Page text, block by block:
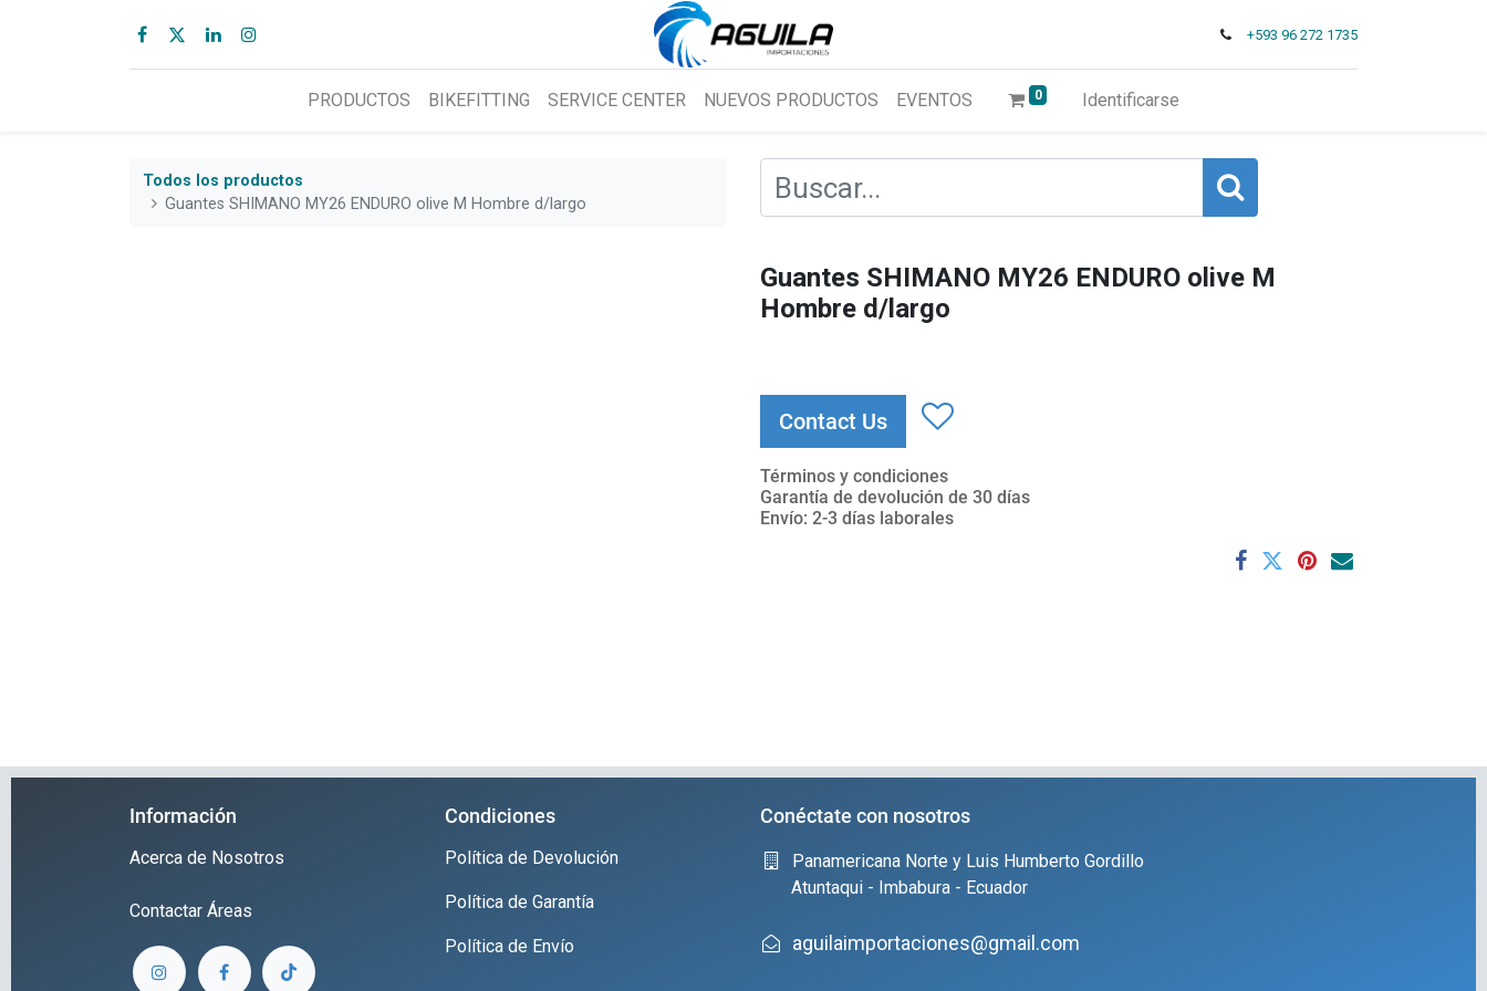
+593 96 272 1735
PRODUCTOS BIKEFITTING SERVICE CENTER NUEVOS PRODUCTOS EVENTOS 0 Identificarse
Todos los productos
Guantes SHIMANO MY26 ENDURO olive M Hombre d/largo
Guantes SHIMANO MY26 ENDURO olive M
Hombre d/largo
Contact Us
Términos y condiciones
Garantía de devolución de 30 días
Envío: 2-3 días laborales
Información
Acerca de Nosotros
Contactar Áreas
Condiciones
Política de Devolución
Política de Garantía
Política de Envío
Conéctate con nosotros
Panamericana Norte y Luis Humberto Gordillo
Atuntaqui - Imbabura - Ecuador
aguilaimportaciones@gmail.com